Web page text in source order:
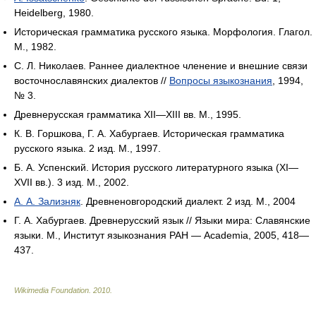
Heidelberg, 1980.
Историческая грамматика русского языка. Морфология. Глагол.
М., 1982.
С. Л. Николаев. Раннее диалектное членение и внешние связи
восточнославянских диалектов // Вопросы языкознания , 1994,
№ 3.
Древнерусская грамматика XII—XIII вв. М., 1995.
К. В. Горшкова, Г. А. Хабургаев. Историческая грамматика
русского языка. 2 изд. М., 1997.
Б. А. Успенский. История русского литературного языка (XI—
XVII вв.). 3 изд. М., 2002.
А. А. Зализняк . Древненовгородский диалект. 2 изд. М., 2004
Г. А. Хабургаев. Древнерусский язык // Языки мира: Славянские
языки. М., Институт языкознания РАН — Academia, 2005, 418—
437.
Wikimedia Foundation 2010